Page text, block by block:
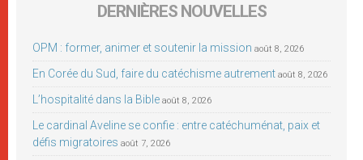
DERNIÈRES NOUVELLES
OPM : former, animer et soutenir la mission août 8, 2026
En Corée du Sud, faire du catéchisme autrement août 8, 2026
L’hospitalité dans la Bible août 8, 2026
Le cardinal Aveline se confie : entre catéchuménat, paix et
défis migratoires août 7, 2026